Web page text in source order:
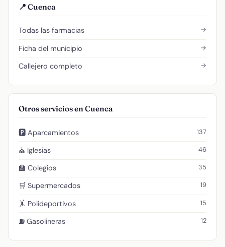
📍 Cuenca
Todas las farmacias →
Ficha del municipio →
Callejero completo →
Otros servicios en Cuenca
🅿️ Aparcamientos 137
⛪ Iglesias 46
🏫 Colegios 35
🛒 Supermercados 19
🤸 Polideportivos 15
⛽ Gasolineras 12